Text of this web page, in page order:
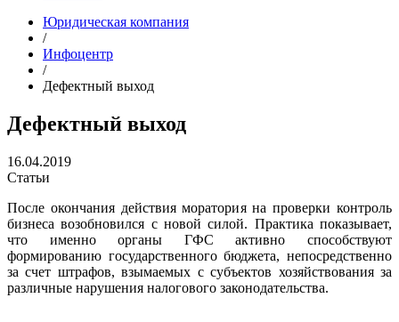
Юридическая компания
/
Инфоцентр
/
Дефектный выход
Дефектный выход
16.04.2019
Статьи
После окончания действия моратория на проверки контроль
бизнеса возобновился с новой силой. Практика показывает,
что именно органы ГФС активно способствуют
формированию государственного бюджета, непосредственно
за счет штрафов, взымаемых с субъектов хозяйствования за
различные нарушения налогового законодательства.